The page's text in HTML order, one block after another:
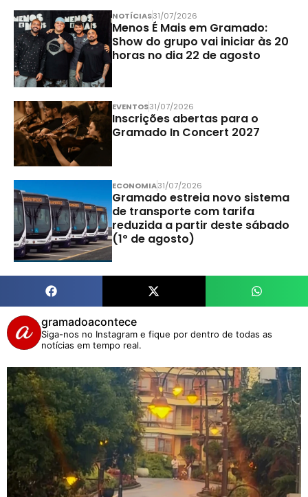
NOTÍCIAS31/07/2026
Menos É Mais em Gramado:
Show do grupo vai iniciar às 20
horas no dia 22 de agosto
EVENTOS31/07/2026
Inscrições abertas para o
Gramado In Concert 2027
ECONOMIA31/07/2026
Gramado estreia novo sistema
de transporte com tarifa
reduzida a partir deste sábado
(1º de agosto)
gramadoacontece
Siga-nos no Instagram e fique por dentro de todas as
notícias em tempo real.